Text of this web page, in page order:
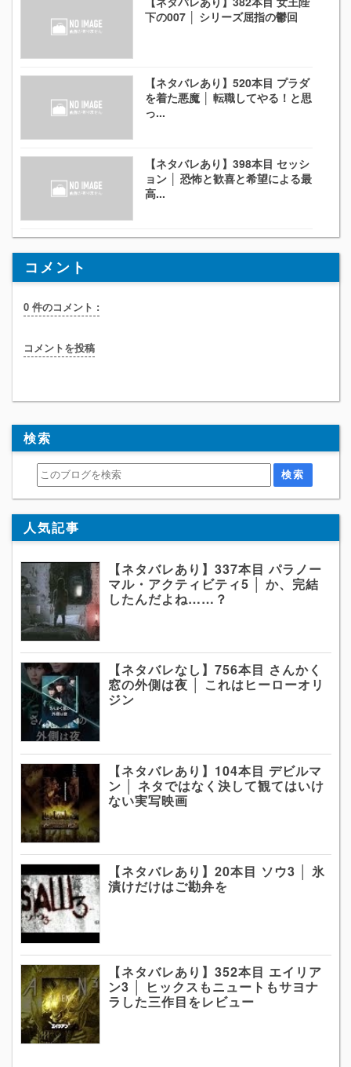
下の007 │ シリーズ屈指の鬱回
【ネタバレあり】520本目 プラダ
を着た悪魔 │ 転職してやる！と思
っ...
【ネタバレあり】398本目 セッシ
ョン │ 恐怖と歓喜と希望による最
高...
コメント
0 件のコメント :
コメントを投稿
検索
人気記事
【ネタバレあり】337本目 パラノー
マル・アクティビティ5 │ か、完結
したんだよね……？
【ネタバレなし】756本目 さんかく
窓の外側は夜 │ これはヒーローオリ
ジン
【ネタバレあり】104本目 デビルマ
ン │ ネタではなく決して観てはいけ
ない実写映画
【ネタバレあり】20本目 ソウ3 │ 氷
漬けだけはご勘弁を
【ネタバレあり】352本目 エイリア
ン3 │ ヒックスもニュートもサヨナ
ラした三作目をレビュー